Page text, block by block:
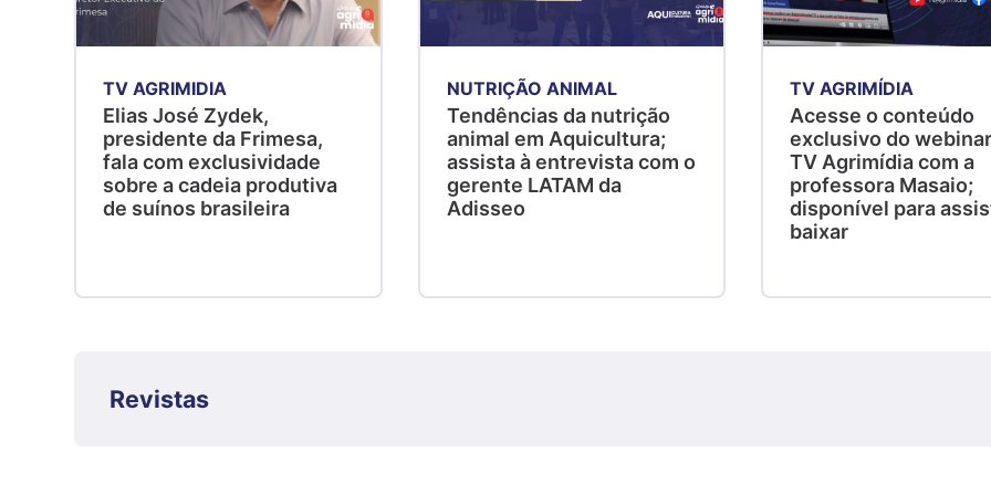
TV AGRIMIDIA
Elias José Zydek,
presidente da Frimesa,
fala com exclusividade
sobre a cadeia produtiva
de suínos brasileira
NUTRIÇÃO ANIMAL
Tendências da nutrição
animal em Aquicultura;
assista à entrevista com o
gerente LATAM da
Adisseo
TV AGRIMÍDIA
Acesse o conteúdo
exclusivo do
TV Agrimídia com a
professora Masaio;
disponível para
baixar
Revistas